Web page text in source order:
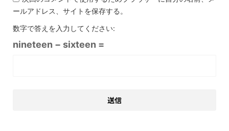
ールアドレス、サイトを保存する。
数字で答えを入力してください:
nineteen − sixteen =